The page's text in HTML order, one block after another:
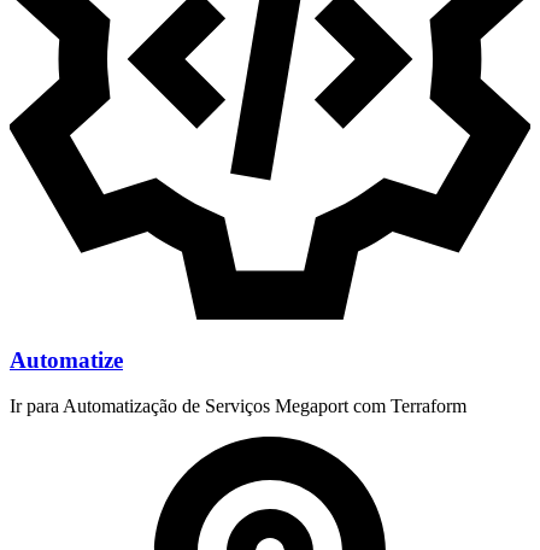
Automatize
Ir para Automatização de Serviços Megaport com Terraform